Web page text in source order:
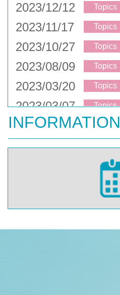
2023/12/12
Topics
2023/11/17
Topics
2023/10/27
Topics
2023/08/09
Topics
2023/03/20
Topics
2023/03/07
Topics